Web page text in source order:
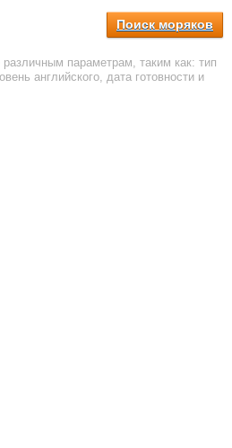
Поиск моряков
параметрам, таким как: тип
английского, дата готовности и